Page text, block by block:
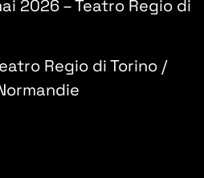
2026 – Teatro Regio di
Regio di Torino /